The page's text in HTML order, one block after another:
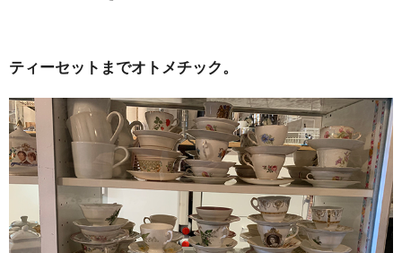
ティーセットまでオトメチック。